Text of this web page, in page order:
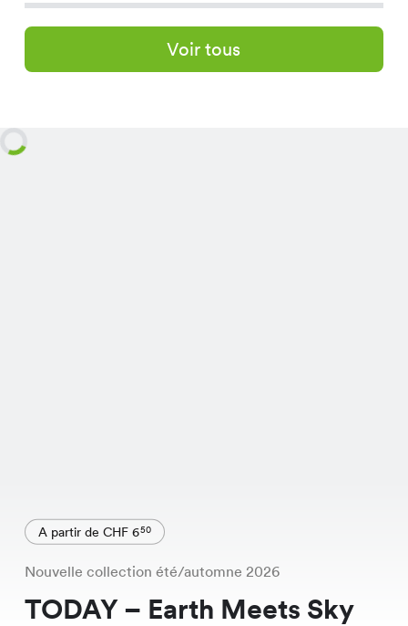
Voir tous
A partir de CHF 650
Nouvelle collection été/automne 2026
TODAY – Earth Meets Sky